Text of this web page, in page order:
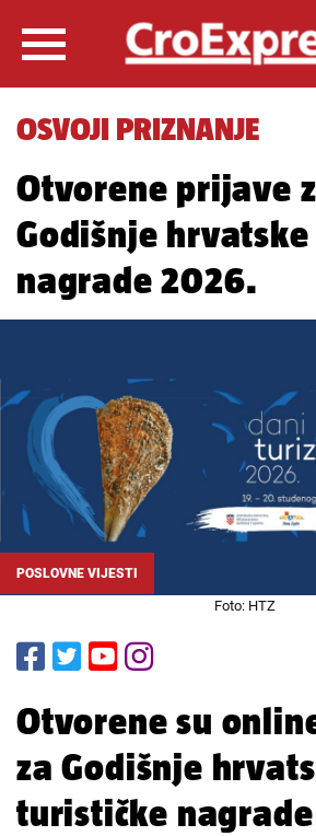
OSVOJI PRIZNANJE
Otvorene prijave
Godišnje
nagrade 2026.
POSLOVNE VIJESTI
Foto: HTZ
Otvorene su
za Godišnje
turističke